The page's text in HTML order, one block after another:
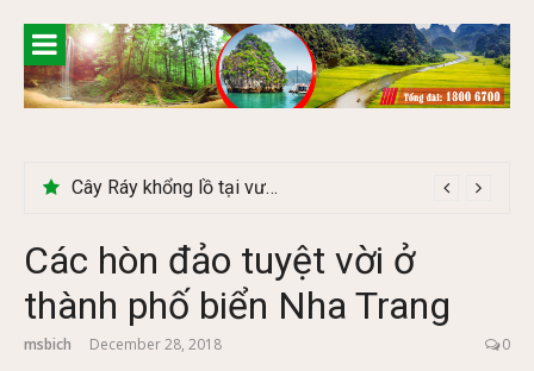
content
Cây Ráy khổng lồ tại vườn Quốc gia Cúc Phương
Khám phá chợ phiên Bắc Hà có gì đặc biệt
Các hòn đảo tuyệt vời ở
thành phố biển Nha Trang
msbich December 28, 2018 0